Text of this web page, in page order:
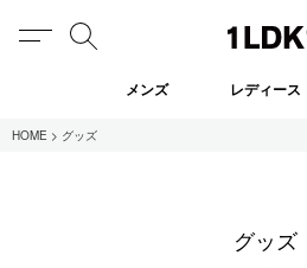
MENU
メンズ レディース
HOME グッズ
グッズ